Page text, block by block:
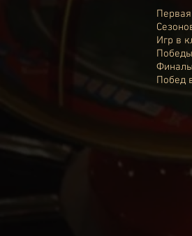
Игр в
Побед